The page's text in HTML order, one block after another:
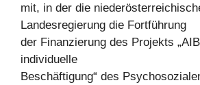
mit, in der die
Landesregierung die Fortführung
der Finanzierung des Projekts
individuelle
Beschäftigung“ des